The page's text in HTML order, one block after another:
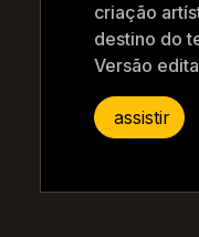
criação
destino do
Versão
assistir